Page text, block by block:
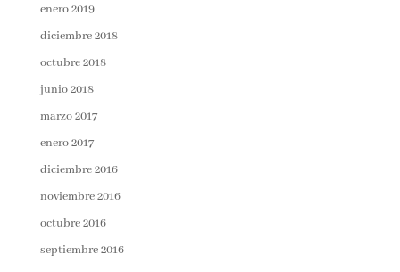
enero 2019
diciembre 2018
octubre 2018
junio 2018
marzo 2017
enero 2017
diciembre 2016
noviembre 2016
octubre 2016
septiembre 2016